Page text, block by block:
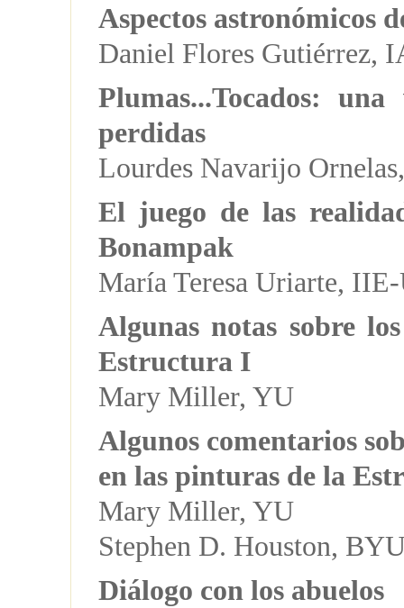
Aspectos astronómicos
Daniel Flores Gutiérrez,
Plumas...Tocados:
perdidas
Lourdes Navarijo
El juego de las
Bonampak
María Teresa Uriarte,
Algunas notas sobre
Estructura I
Mary Miller, YU
Algunos comentarios
en las pinturas de la
Mary Miller, YU
Stephen D. Houston,
Diálogo con los abuelos